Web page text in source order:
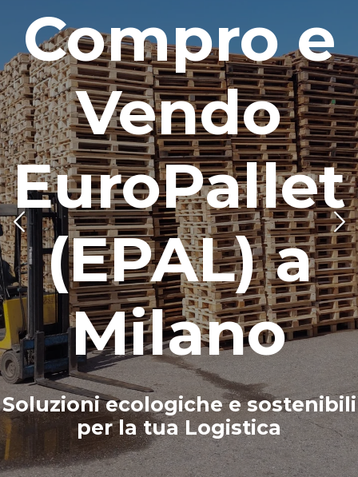
e
Vendo
a
Milano
ecologiche e sostenibili
per la tua Logistica